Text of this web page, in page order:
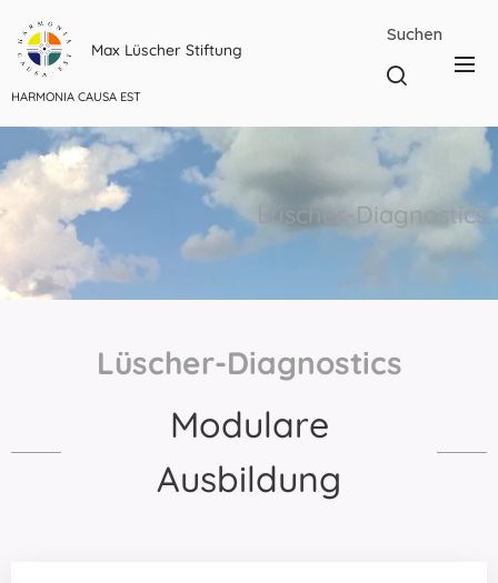
Max Lüscher Stiftung
HARMONIA CAUSA EST
Suchen
Lüscher-Diagnostics
Lüscher-Diagnostics
Modulare
Ausbildung